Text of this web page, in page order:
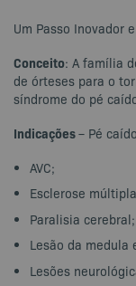
Um Passo Inovador
Conceito: A família
de órteses para o
síndrome do pé
Indicações– Pé
AVC;
Esclerose
Paralisia cerebral;
Lesão da medula
Lesões